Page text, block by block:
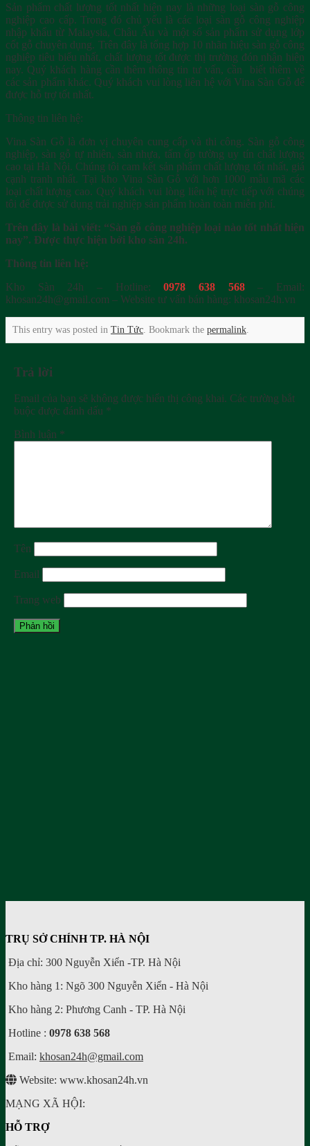
Sản phẩm chất lượng tốt nhất hiện nay là những loại sàn gỗ công
nghiệp cao cấp. Trong đó chủ yếu là các loại sàn gỗ công nghiệp
nhập khẩu từ Malaysia, Châu Âu và một số sản phẩm sử dụng lớp
cốt gỗ chuyên dụng. Trên đây là tổng hợp 10 nhãn hiệu sàn gỗ công
nghiệp tiêu biểu nhất, chất lượng tốt được thị trường đón nhận hiện
nay. Quý khách hàng cần thêm thông tin tư vấn, cần biết thêm về
các sản phẩm khác. Quý khách vui lòng liên hệ với Vina Sàn Gỗ để
được hỗ trợ tốt nhất.
Thông tin liên hệ:
Vina Sàn Gỗ là đơn vị chuyên cung cấp và thi công. Sàn gỗ công
nghiệp, sàn gỗ tự nhiên, sàn nhựa, tấm ốp tường uy tín chất lượng
cao tại Hà Nội. Chúng tôi cam kết sản phẩm chất lượng tốt nhất, giá
cạnh tranh nhất. Tại kho Vina Sàn Gỗ với hơn 1000 mẫu mã các
loại chất lượng cao. Quý khách vui lòng liên hệ trực tiếp với chúng
tôi để được sử dụng trải nghiệp sản phẩm hoàn toàn miễn phí.
Trên đây là bài viết: “Sàn gỗ công nghiệp loại nào tốt nhất hiện
nay”. Được thực hiện bởi kho sàn 24h.
Thông tin liên hệ:
Kho Sàn 24h – Hotline:0978 638 568– Email:
khosan24h@gmail.com – Website tư vấn bán hàng: khosan24h.vn
This entry was posted in Tin Tức . Bookmark the permalink
Trả lời
Email của bạn sẽ không được hiển thị công khai. Các trường bắt
buộc được đánh dấu *
Bình luận *
Tên
Email
Trang web
TRỤ SỞ CHÍNH TP. HÀ NỘI
Địa chỉ: 300 Nguyễn Xiển -TP. Hà Nội
Kho hàng 1: Ngõ 300 Nguyễn Xiển - Hà Nội
Kho hàng 2: Phương Canh - TP. Hà Nội
Hotline : 0978 638 568
Email: khosan24h@gmail.com
Website: www.khosan24h.vn
MẠNG XÃ HỘI:
HỖ TRỢ